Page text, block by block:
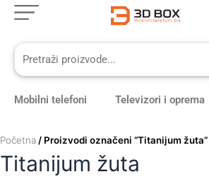
Skip
content
Mobilni telefoni Televizori i oprema
Početna / Proizvodi označeni “Titanijum žuta”
Titanijum žuta